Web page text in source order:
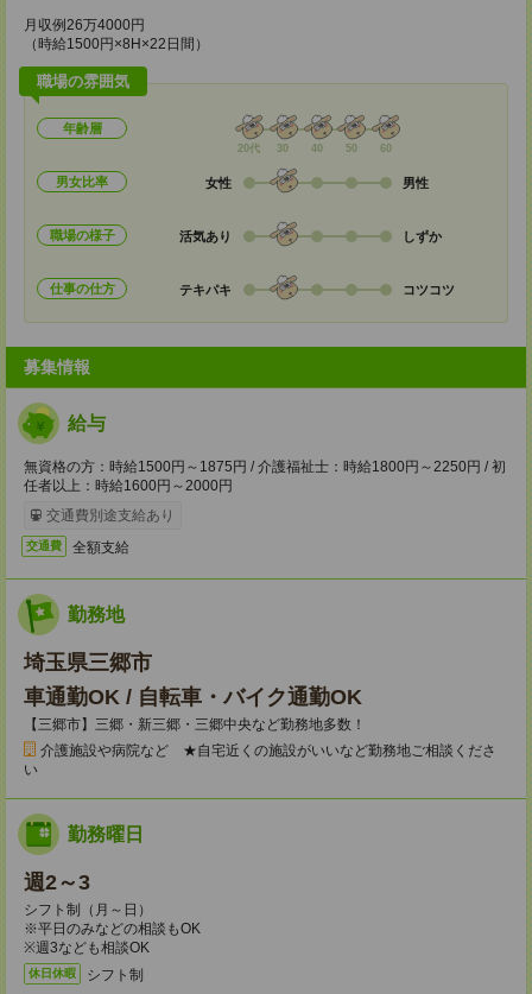
月収例26万4000円
（時給1500円×8H×22日間）
職場の雰囲気
年齢層
20代 30 40 50 60
男女比率 女性 男性
職場の様子 活気あり しずか
仕事の仕方 テキパキ コツコツ
募集情報
給与
無資格の方：時給1500円～1875円 / 介護福祉士：時給1800円～2250円 / 初
任者以上：時給1600円～2000円
交通費別途支給あり
交通費 全額支給
勤務地
埼玉県三郷市
車通勤OK / 自転車・バイク通勤OK
【三郷市】三郷・新三郷・三郷中央など勤務地多数！
介護施設や病院など ★自宅近くの施設がいいなど勤務地ご相談くださ
い
勤務曜日
週2～3
シフト制（月～日）
※平日のみなどの相談もOK
※週3なども相談OK
休日休暇 シフト制